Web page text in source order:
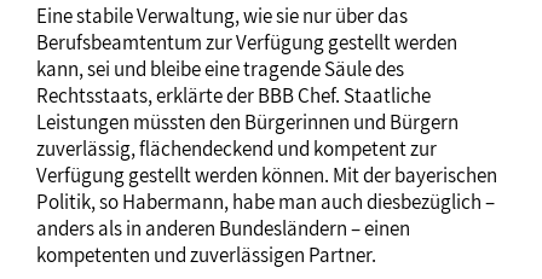
Eine stabile Verwaltung, wie sie nur über das
Berufsbeamtentum zur Verfügung gestellt werden
kann, sei und bleibe eine tragende Säule des
Rechtsstaats, erklärte der BBB Chef. Staatliche
Leistungen müssten den Bürgerinnen und Bürgern
zuverlässig, flächendeckend und kompetent zur
Verfügung gestellt werden können. Mit der bayerischen
Politik, so Habermann, habe man auch diesbezüglich –
anders als in anderen Bundesländern – einen
kompetenten und zuverlässigen Partner.